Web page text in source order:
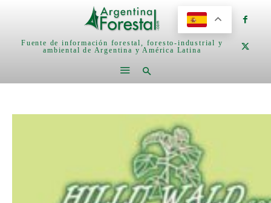
Fuente de información forestal, foresto-industrial y
ambiental de Argentina y América Latina